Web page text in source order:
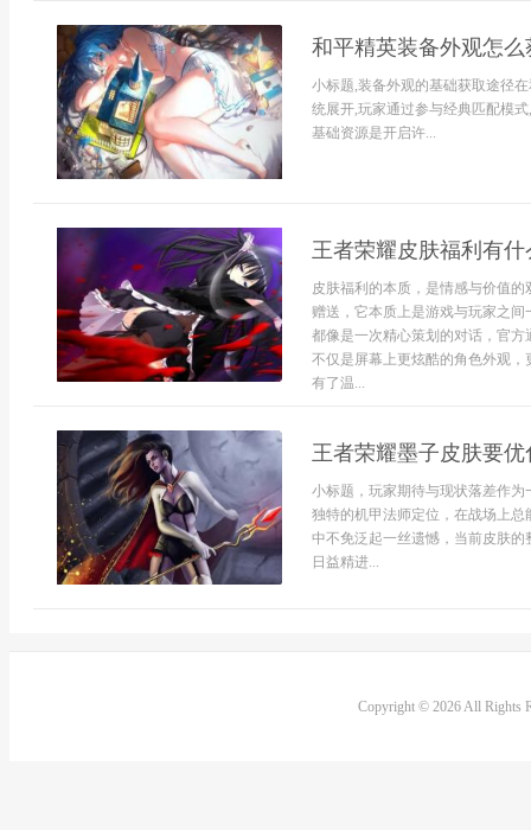
和平精英装备外观怎
小标题,装备外观的基础获取途径
统展开,玩家通过参与经典匹配模
基础资源是开启许...
王者荣耀皮肤福利有
皮肤福利的本质，是情感与价值
赠送，它本质上是游戏与玩家之
都像是一次精心策划的对话，官
不仅是屏幕上更炫酷的角色外观
有了温...
王者荣耀墨子皮肤要
小标题，玩家期待与现状落差作
独特的机甲法师定位，在战场上
中不免泛起一丝遗憾，当前皮肤
日益精进...
Copyright © 2026 All Rights